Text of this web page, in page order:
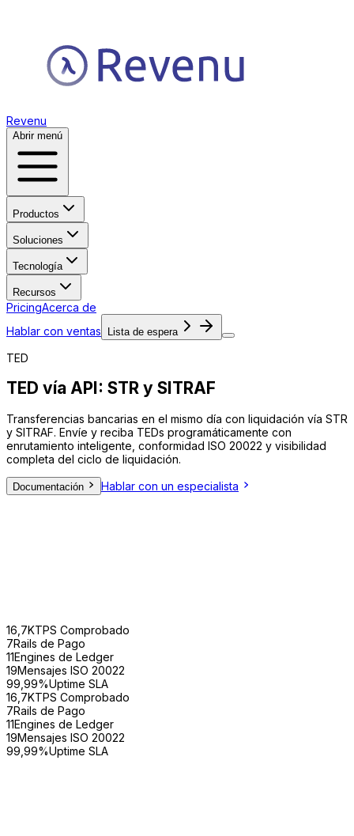
Revenu
Abrir menú
Productos
Soluciones
Tecnología
Recursos
PricingAcerca de
Hablar con ventas
Lista de espera
TED
TED vía API: STR y SITRAF
Transferencias bancarias en el mismo día con liquidación vía STR
y SITRAF. Envíe y reciba TEDs programáticamente con
enrutamiento inteligente, conformidad ISO 20022 y visibilidad
completa del ciclo de liquidación.
Documentación
Hablar con un especialista
16,7KTPS Comprobado
7Rails de Pago
11Engines de Ledger
19Mensajes ISO 20022
99,99%Uptime SLA
16,7KTPS Comprobado
7Rails de Pago
11Engines de Ledger
19Mensajes ISO 20022
99,99%Uptime SLA